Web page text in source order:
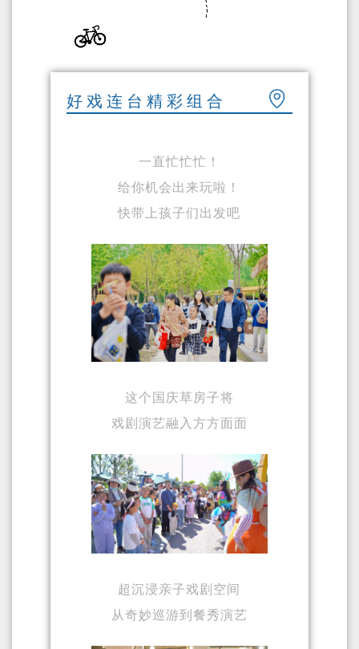
好戏连台精彩组合
一直忙忙忙！
给你机会出来玩啦！
快带上孩子们出发吧
这个国庆草房子将
戏剧演艺融入方方面面
超沉浸亲子戏剧空间
从奇妙巡游到餐秀演艺